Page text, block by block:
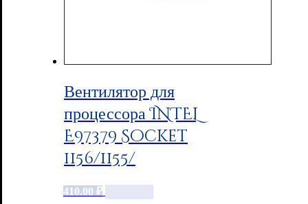
Вентилятор для
процессора INTEL
E97379 Socket
1156/1155/
410.00 ₽